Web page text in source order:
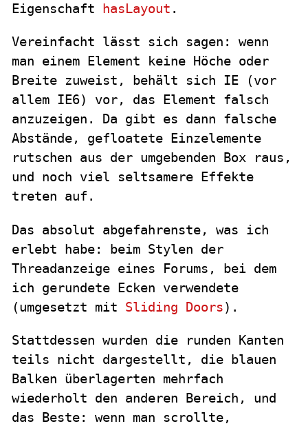
Eigenschaft
hasLayout .
Vereinfacht lässt sich sagen: wenn
man einem Element keine Höche oder
Breite zuweist, behält sich IE (vor
allem IE6) vor, das Element falsch
anzuzeigen. Da gibt es dann falsche
Abstände, gefloatete Einzelemente
rutschen aus der umgebenden Box raus,
und noch viel seltsamere Effekte
treten auf.
Das absolut abgefahrenste, was ich
erlebt habe: beim Stylen der
Threadanzeige eines Forums, bei dem
ich gerundete Ecken verwendete
(umgesetzt mit Sliding Doors).
Stattdessen wurden die runden Kanten
teils nicht dargestellt, die blauen
Balken überlagerten mehrfach
wiederholt den anderen Bereich, und
das Beste: wenn man scrollte,